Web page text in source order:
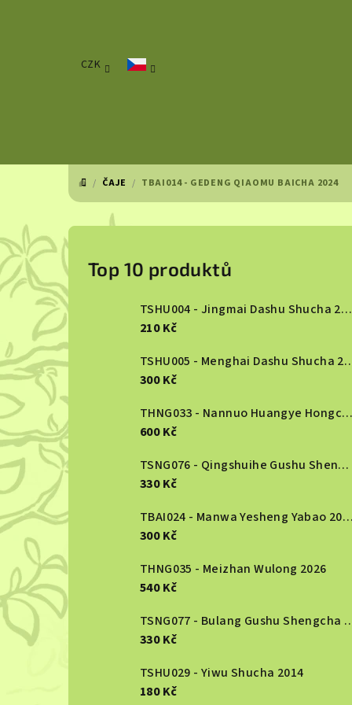
CZK
DOMŮ
/ ČAJE / TBAI014 - GEDENG QIAOMU BAICHA 2024
P
o
s
r
a
n
n
í
p
Top 10 produktů
TSHU004 - Jingmai Dashu Shucha 2013
210 Kč
TSHU005 -
300 Kč
THNG033 - Nannuo Huangye Hongcha 2024
600 Kč
TSNG076 - Qingshuihe Gushu Shengcha 2024
330 Kč
TBAI024 - Manwa Yesheng Yabao 2025
300 Kč
THNG035 - Meizhan Wulong 2026
540 Kč
TSNG077 - Bulang
330 Kč
TSHU029 - Yiwu Shucha 2014
180 Kč